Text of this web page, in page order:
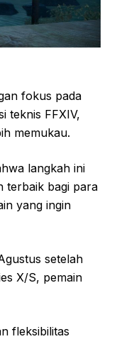
fokus pada
teknis FFXIV,
memukau.
langkah ini
terbaik bagi para
yang ingin
setelah
X/S, pemain
fleksibilitas